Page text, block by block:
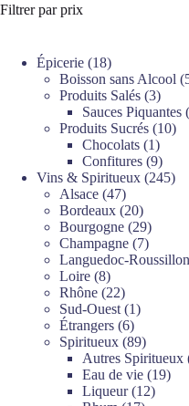
Filtrer par prix
Épicerie 1818
produits
Boisson sans Alcool
Produits Salés 33
Sauces Piquantes
Produits Sucrés 1010
Chocolats 11
produit
Confitures 99
Vins & Spiritueux 245245
Alsace 4747
produits
Bordeaux 2020
produits
Bourgogne 2929
produits
Champagne 77
produits
Languedoc-Roussillon
Loire 88
produits
Rhône 2222
produits
Sud-Ouest 11
Étrangers 66
produits
Spiritueux 8989
produits
Autres Spiritueux
Eau de vie 1919
Liqueur 1212